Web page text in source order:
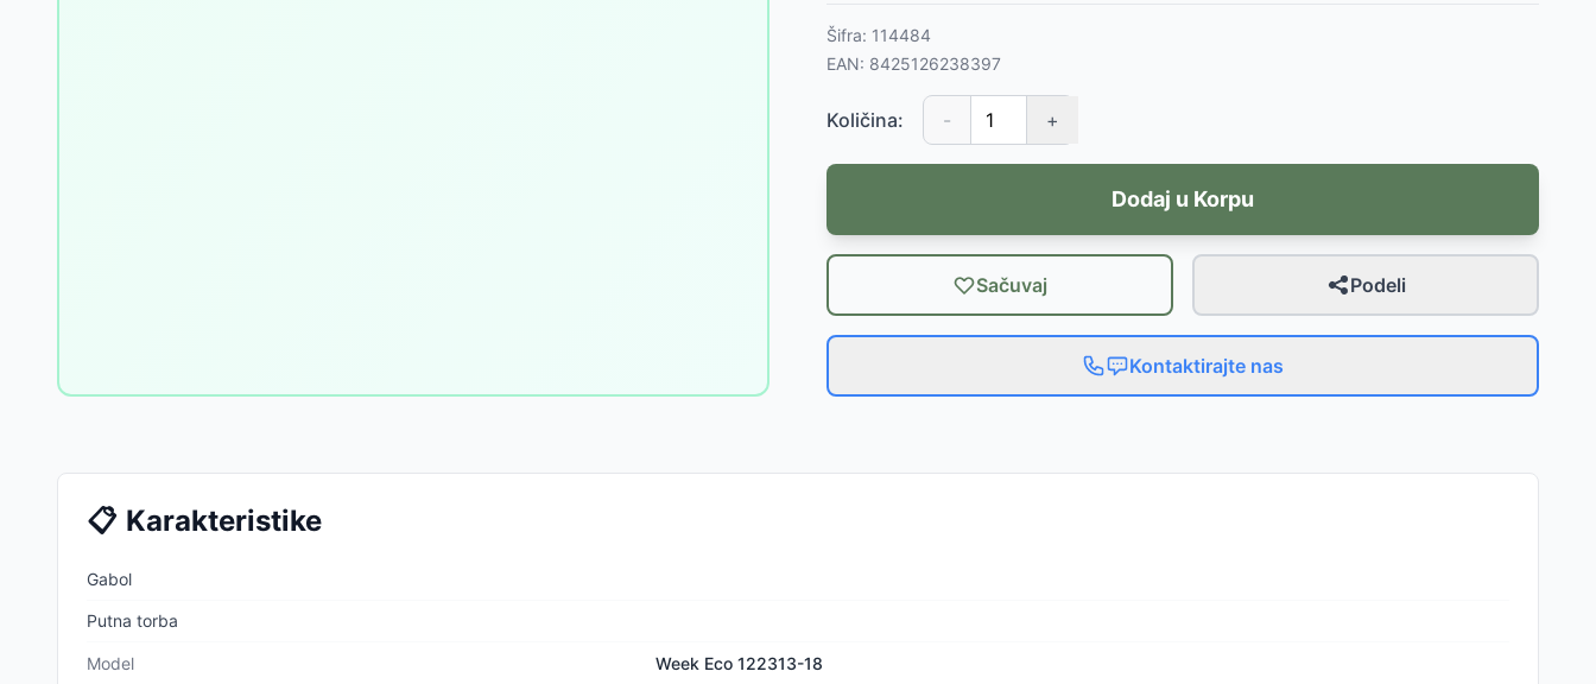
Šifra: 114484
EAN: 8425126238397
Količina: - +
Dodaj u Korpu
Sačuvaj Podeli
Kontaktirajte nas
📋 Karakteristike
Gabol
Putna torba
Model Week Eco 122313-18